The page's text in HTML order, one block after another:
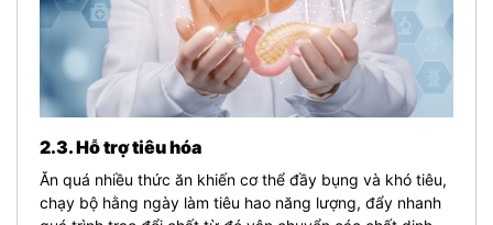
2.3. Hỗ trợ tiêu hóa
Ăn quá nhiều thức ăn khiến cơ thể đầy bụng và khó tiêu,
chạy bộ hằng ngày làm tiêu hao năng lượng, đẩy nhanh